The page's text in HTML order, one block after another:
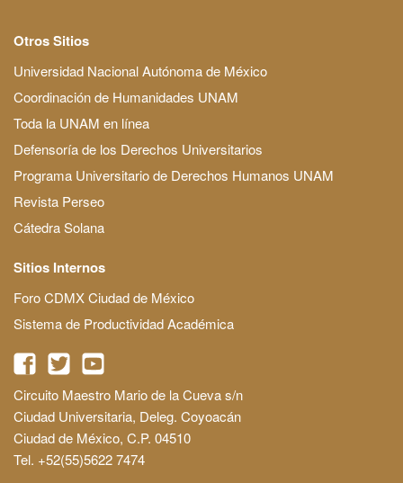
Otros Sitios
Universidad Nacional Autónoma de México
Coordinación de Humanidades UNAM
Toda la UNAM en línea
Defensoría de los Derechos Universitarios
Programa Universitario de Derechos Humanos UNAM
Revista Perseo
Cátedra Solana
Sitios Internos
Foro CDMX Ciudad de México
Sistema de Productividad Académica
Circuito Maestro Mario de la Cueva s/n
Ciudad Universitaria, Deleg. Coyoacán
Ciudad de México, C.P. 04510
Tel. +52(55)5622 7474